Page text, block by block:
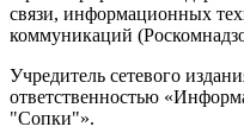
связи, информационных
коммуникаций
Учредитель сетевого
ответственностью
"Сопки"».